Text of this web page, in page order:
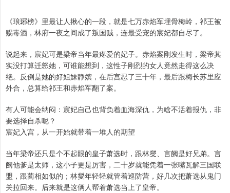
《琅琊榜》里最让人揪心的一段，就是七万赤焰军埋骨梅岭，祁王被
赐毒酒，林府一夜之间成了叛国贼，连最受宠的宸妃都自尽了。
说起来，宸妃可是梁帝当年最疼爱的妃子。赤焰案刚发生时，梁帝其
实没打算迁怒她，可谁能想到，这性子刚烈的女人竟然走得这么决
绝。反倒是她的好姐妹静嫔，在后宫忍了三十年，最后跟梅长苏里应
外合，总算给祁王和赤焰军翻了案。
有人可能会纳闷：宸妃自己也背负着血海深仇，为啥不活着报仇，非
要选择自杀呢？
宸妃入宫，从一开始就带着一堆人的期望
当年梁帝还只是个不起眼的皇子萧选时，跟林燮、言阙是好兄弟。言
阙他爹是太师，这小子更是厉害，二十岁就能凭着一张嘴瓦解三国联
盟，跟蔺相如似的；林燮年轻轻就管着巡防营，好几次把萧选从鬼门
关拉回来。后来就是这俩人帮着萧选当上了皇帝。